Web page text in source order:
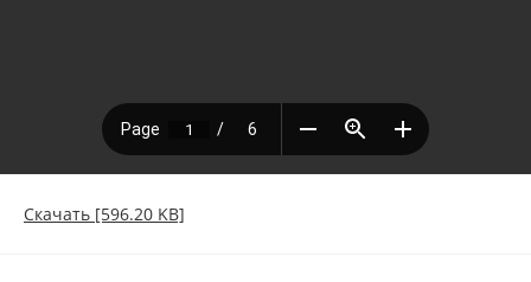
Скачать [596.20 KB]